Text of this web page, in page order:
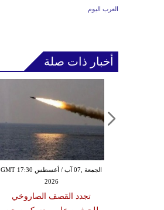
العرب اليوم
أخبار ذات صلة
الجمعة ,07 آب / أغسطس GMT 17:30
2026
تجدد القصف الصاروخي